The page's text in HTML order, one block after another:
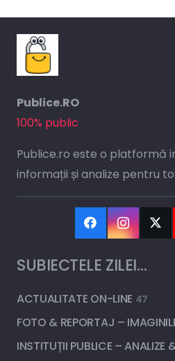
Publice.RO
100% public
Publice.ro este o platformă
informații și analize pentru
SUBIECTELE ZILEI…
ACTUALITATE ON-LINE 47
FOTO & REPORTAJ –
INSTITUȚII PUBLICE – ANALIZE